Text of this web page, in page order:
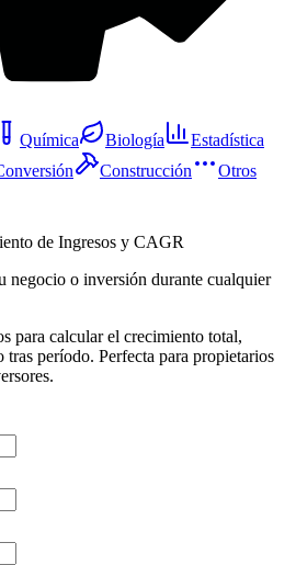
Química Biología
Estadística
Construcción Otros
de Ingresos y CAGR
negocio o inversión durante cualquier
para calcular el crecimiento total,
período. Perfecta para propietarios